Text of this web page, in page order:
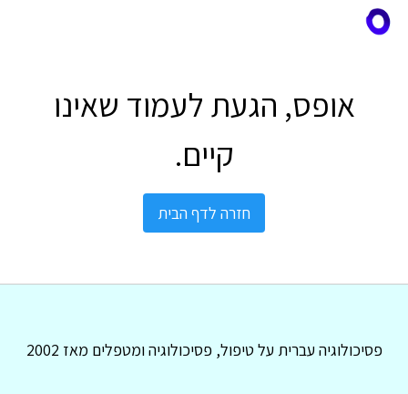
אופס, הגעת לעמוד שאינו
קיים.
חזרה לדף הבית
פסיכולוגיה עברית על טיפול, פסיכולוגיה ומטפלים מאז 2002